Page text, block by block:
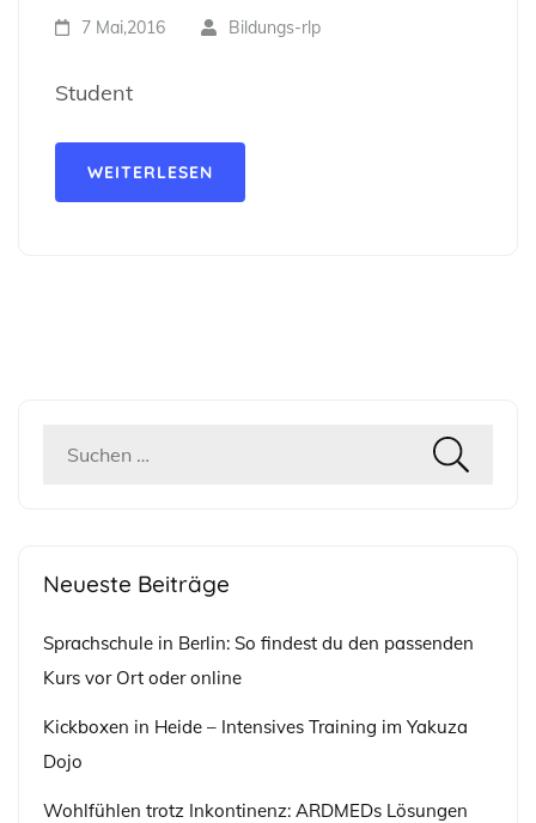
7 Mai,2016 Bildungs-rlp
Student
WEITERLESEN
Suchen
Neueste Beiträge
Sprachschule in Berlin: So findest du den passenden
Kurs vor Ort oder online
Kickboxen in Heide – Intensives Training im Yakuza
Dojo
Wohlfühlen trotz Inkontinenz: ARDMEDs Lösungen